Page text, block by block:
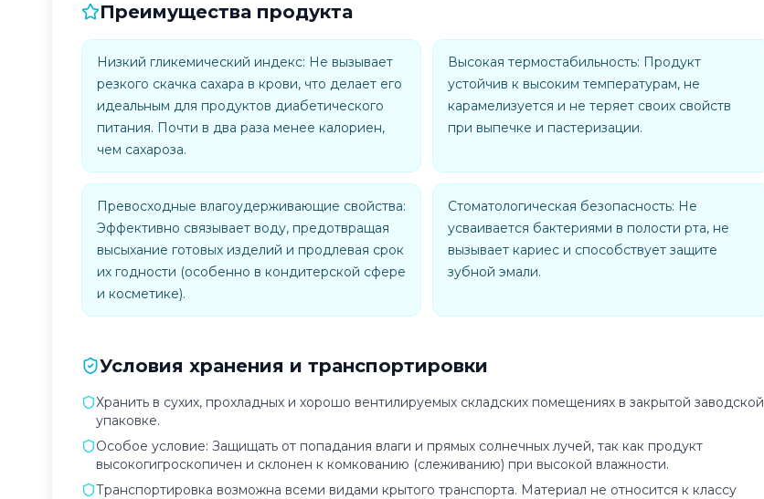
Преимущества продукта
Низкий гликемический индекс: Не вызывает
резкого скачка сахара в крови, что делает его
идеальным для продуктов диабетического
питания. Почти в два раза менее калориен,
чем сахароза.
Высокая термостабильность: Продукт
устойчив к высоким температурам, не
карамелизуется и не теряет своих свойств
при выпечке и пастеризации.
Превосходные влагоудерживающие свойства:
Эффективно связывает воду, предотвращая
высыхание готовых изделий и продлевая срок
их годности (особенно в кондитерской сфере
и косметике).
Стоматологическая безопасность: Не
усваивается бактериями в полости рта, не
вызывает кариес и способствует защите
зубной эмали.
Условия хранения и транспортировки
Хранить в сухих, прохладных и хорошо вентилируемых складских помещениях в закрытой заводской
упаковке.
Особое условие: Защищать от попадания влаги и прямых солнечных лучей, так как продукт
высокогигроскопичен и склонен к комкованию (слеживанию) при высокой влажности.
Транспортировка возможна всеми видами крытого транспорта. Материал не относится к классу